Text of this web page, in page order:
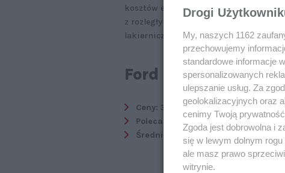
kosztów ewentualnych napraw. Z listy
z rozległymi ogniskami korozji. W
lakiernicza nie ma ekonomicznego
Ford Fiesta Mk6
Ceny: 3-13 tys. zł
Polecany silnik:
1.4 16V, 75 KM
Średnie spalanie:6,5 l/100 km
Drogi
My, naszych 1162
przechowujemy
standardowe informacje
spersonalizowanych
ulepszanie usług. Za
geolokalizacyjnych oraz
cenimy Twoją
Zgoda jest dobrowolna i
się w lewym dolnym rogu
ale masz prawo
witrynie.